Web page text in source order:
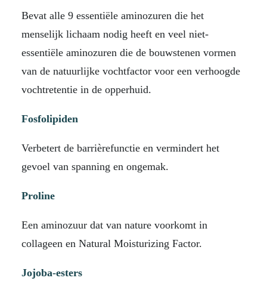
Bevat alle 9 essentiële aminozuren die het
menselijk lichaam nodig heeft en veel niet-
essentiële aminozuren die de bouwstenen vormen
van de natuurlijke vochtfactor voor een verhoogde
vochtretentie in de opperhuid.
Fosfolipiden
Verbetert de barrièrefunctie en vermindert het
gevoel van spanning en ongemak.
Proline
Een aminozuur dat van nature voorkomt in
collageen en Natural Moisturizing Factor.
Jojoba-esters